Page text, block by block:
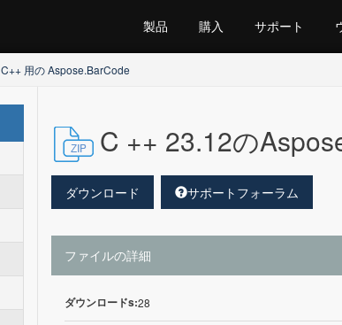
製品 購入 サポート
C++ 用の Aspose.BarCode
C ++ 23.12の
ダウンロード サポートフォーラム
ファイルの詳細
ダウンロードs:28